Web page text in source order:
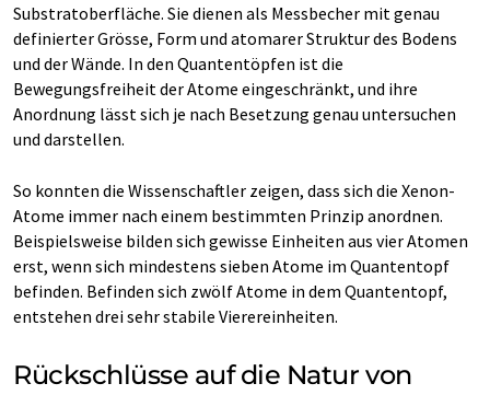
Substratoberfläche. Sie dienen als Messbecher mit genau
definierter Grösse, Form und atomarer Struktur des Bodens
und der Wände. In den Quantentöpfen ist die
Bewegungsfreiheit der Atome eingeschränkt, und ihre
Anordnung lässt sich je nach Besetzung genau untersuchen
und darstellen.
So konnten die Wissenschaftler zeigen, dass sich die Xenon-
Atome immer nach einem bestimmten Prinzip anordnen.
Beispielsweise bilden sich gewisse Einheiten aus vier Atomen
erst, wenn sich mindestens sieben Atome im Quantentopf
befinden. Befinden sich zwölf Atome in dem Quantentopf,
entstehen drei sehr stabile Vierereinheiten.
Rückschlüsse auf die Natur von